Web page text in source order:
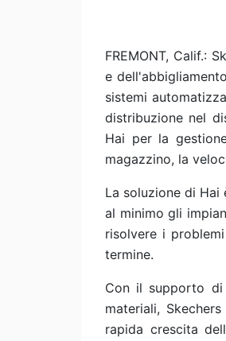
FREMONT, Calif.:
e
sistemi
distribuzione nel
Hai per la
magazzino, la
La soluzione di
al minimo gli
risolvere i
termine.
Con il supporto di
materiali,
rapida crescita